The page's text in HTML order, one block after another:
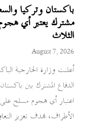
باكستان وتركيا
مشترك يعتبر أي
الثلاث
August 7, 2026
أعلنت وزارة الخارجية
الدفاع المشترك بين
اعتبار أي هجوم مسلح
الأطراف، بهدف تعزيز